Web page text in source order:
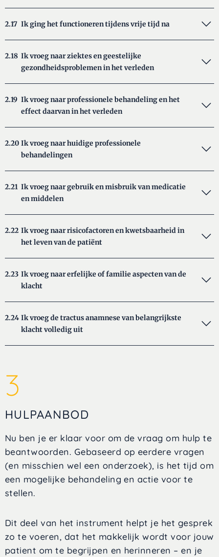
2.17 Ik ging het functioneren tijdens vrije tijd na
2.18 Ik vroeg naar ziektes en geestelijke
gezondheidsproblemen in het verleden
2.19 Ik vroeg naar professionele behandeling en het
effect daarvan in het verleden
2.20 Ik vroeg naar huidige professionele
behandelingen
2.21 Ik vroeg naar gebruik en misbruik van medicatie
en middelen
2.22 Ik vroeg naar risicofactoren en kwetsbaarheid in
het leven van de patiënt
2.23 Ik vroeg naar erfelijke of familie aspecten van de
klacht
2.24 Ik vroeg de tractus anamnese van belangrijkste
klacht volledig uit
3
HULPAANBOD
Nu ben je er klaar voor om de vraag om hulp te
beantwoorden. Gebaseerd op eerdere vragen
(en misschien wel een onderzoek), is het tijd om
een mogelijke behandeling en actie voor te
stellen.
Dit deel van het instrument helpt je het gesprek
zo te voeren, dat het makkelijk wordt voor jouw
patient om te begrijpen en herinneren – en je